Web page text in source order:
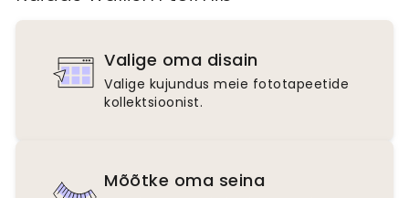
Valige oma disain
Valige kujundus meie fototapeetide
kollektsioonist.
Mõõtke oma seina